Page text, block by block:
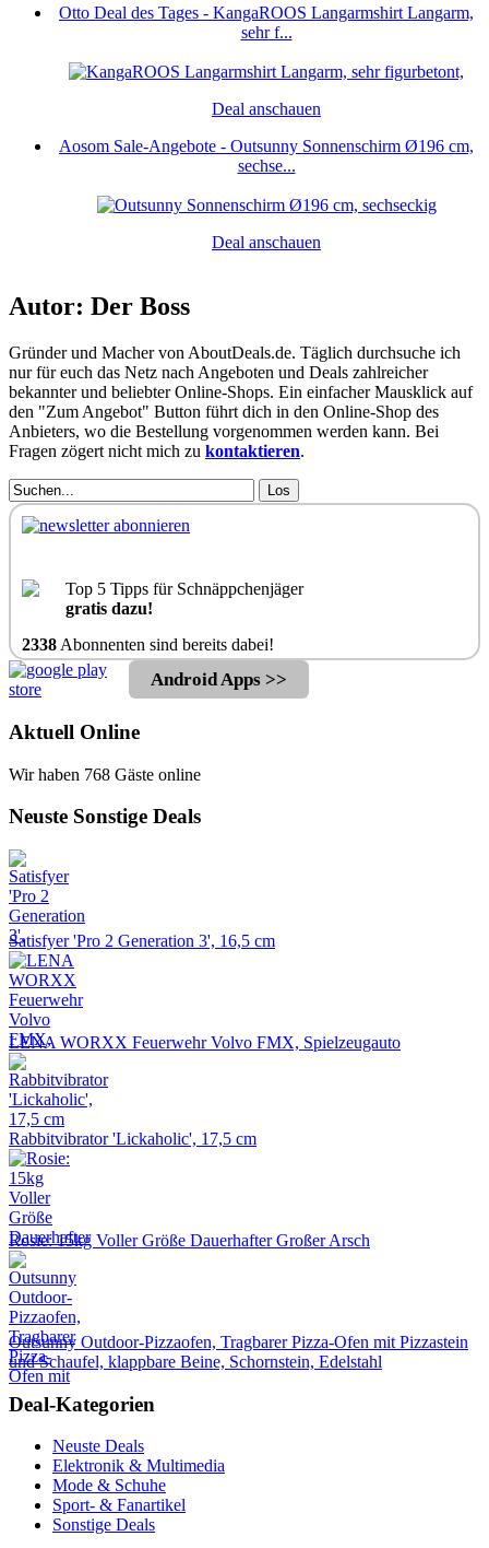
Otto Deal des Tages - KangaROOS Langarmshirt Langarm,
sehr f...
Deal anschauen
Aosom Sale-Angebote - Outsunny Sonnenschirm Ø196 cm,
sechse...
Deal anschauen
Autor: Der Boss
Gründer und Macher von AboutDeals.de. Täglich durchsuche ich
nur für euch das Netz nach Angeboten und Deals zahlreicher
bekannter und beliebter Online-Shops. Ein einfacher Mausklick auf
den "Zum Angebot" Button führt dich in den Online-Shop des
Anbieters, wo die Bestellung vorgenommen werden kann. Bei
Fragen zögert nicht mich zu kontaktieren.
Los
Top 5 Tipps für Schnäppchenjäger
gratis dazu!
2338 Abonnenten sind bereits dabei!
Android Apps >>
Aktuell Online
Wir haben 768 Gäste online
Neuste Sonstige Deals
Satisfyer 'Pro 2 Generation 3', 16,5 cm
LENA WORXX Feuerwehr Volvo FMX, Spielzeugauto
Rabbitvibrator 'Lickaholic', 17,5 cm
Rosie: 15kg Voller Größe Dauerhafter Großer Arsch
Outsunny Outdoor-Pizzaofen, Tragbarer Pizza-Ofen mit Pizzastein
und Schaufel, klappbare Beine, Schornstein, Edelstahl
Deal-Kategorien
Neuste Deals
Elektronik & Multimedia
Mode & Schuhe
Sport- & Fanartikel
Sonstige Deals